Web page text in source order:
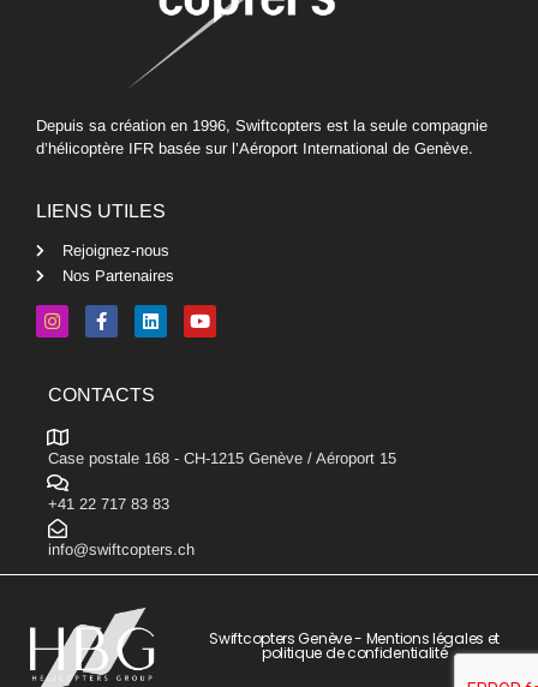
Depuis sa création en 1996, Swiftcopters est la seule compagnie
d’hélicoptère IFR basée sur l’Aéroport International de Genève.
LIENS UTILES
Rejoignez-nous
Nos Partenaires
CONTACTS
Case postale 168 - CH-1215 Genève / Aéroport 15
+41 22 717 83 83
info@swiftcopters.ch
Swiftcopters Genève - Mentions légales et
politique de confidentialité